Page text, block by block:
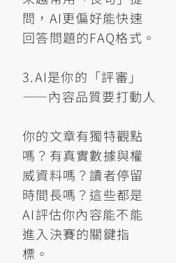
問，AI更偏好能快速
回答問題的FAQ格式。
3.AI是你的「評審」
——內容品質要打動人
你的文章有獨特觀點
嗎？有真實數據與權
威資料嗎？讀者停留
時間長嗎？這些都是
AI評估你內容能不能
進入決賽的關鍵指
標。